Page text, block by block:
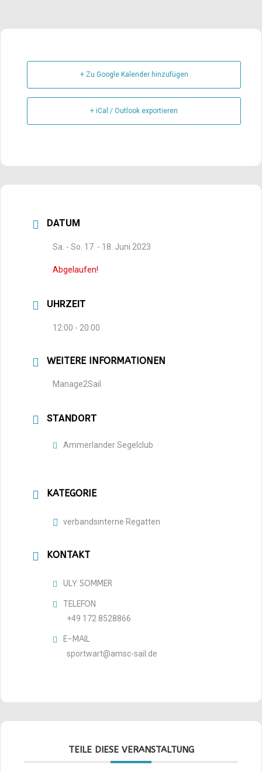
+ Zu Google Kalender hinzufügen
+ iCal / Outlook exportieren
DATUM
Sa. - So. 17. - 18. Juni 2023
Abgelaufen!
UHRZEIT
12:00 - 20:00
WEITERE INFORMATIONEN
Manage2Sail
STANDORT
Ammerlander Segelclub
KATEGORIE
verbandsinterne Regatten
KONTAKT
ULY SOMMER
TELEFON
+49 172 8528866
E-MAIL
sportwart@amsc-sail.de
TEILE DIESE VERANSTALTUNG